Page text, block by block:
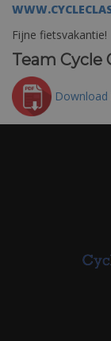
Fijne fietsvakantie!
Team Cycle